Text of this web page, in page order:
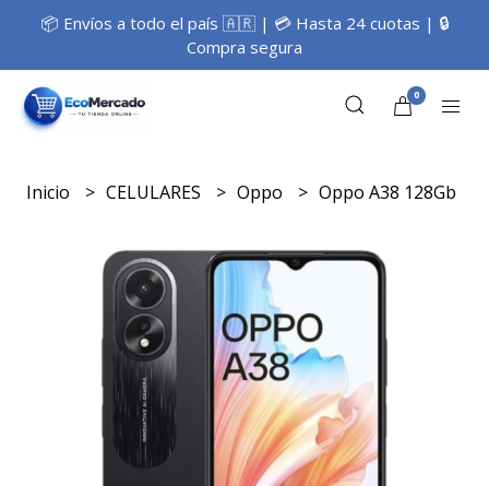
📦 Envíos a todo el país 🇦🇷 | 💳 Hasta 24 cuotas | 🔒
Compra segura
0
Inicio CELULARES Oppo Oppo A38 128Gb